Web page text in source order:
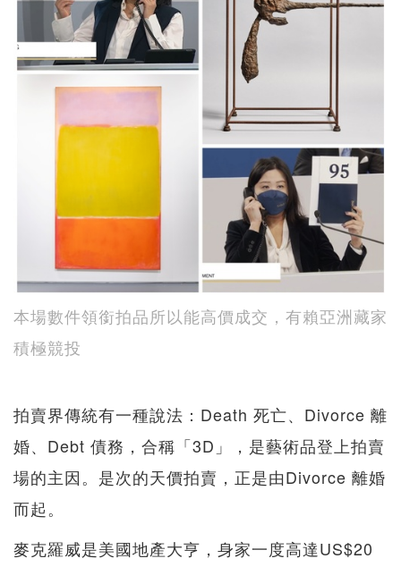
本場數件領銜拍品所以能高價成交，有賴亞洲藏家
積極競投
拍賣界傳統有一種說法：Death 死亡、Divorce 離
婚、Debt 債務，合稱「3D」，是藝術品登上拍賣
場的主因。是次的天價拍賣，正是由Divorce 離婚
而起。
麥克羅威是美國地產大亨，身家一度高達US$20